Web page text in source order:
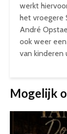
werkt
het vroegere
André
ook weer
van kinderen
Mogelijk